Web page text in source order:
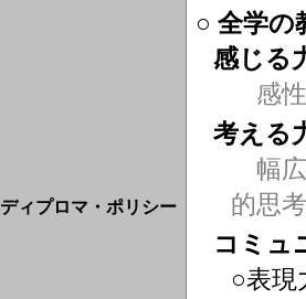
ディプロマ・ポリシー
○ 全学の
感じる
感性
考える
幅
的思
コミュ
○表現